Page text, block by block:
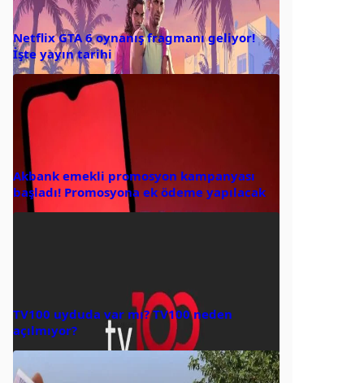
Netflix GTA 6 oynanış fragmanı geliyor!
İşte yayın tarihi
Akbank emekli promosyon kampanyası
başladı! Promosyona ek ödeme yapılacak
TV100 uyduda var mı? TV100 neden
açılmıyor?